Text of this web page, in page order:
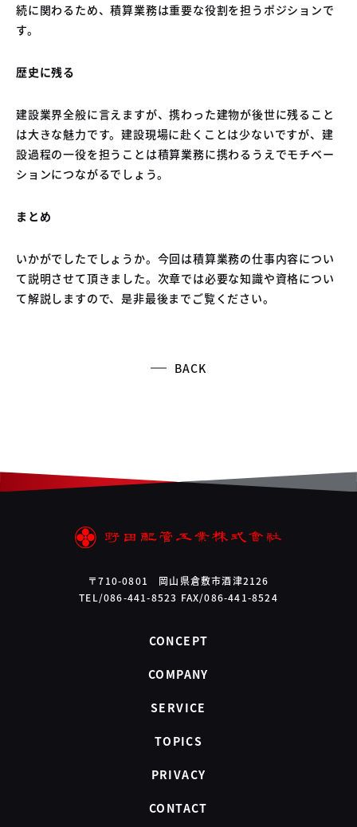
続に関わるため、積算業務は重要な役割を担うポジションで
す。
歴史に残る
建設業界全般に言えますが、携わった建物が後世に残ること
は大きな魅力です。建設現場に赴くことは少ないですが、建
設過程の一役を担うことは積算業務に携わるうえでモチベー
ションにつながるでしょう。
まとめ
いかがでしたでしょうか。今回は積算業務の仕事内容につい
て説明させて頂きました。次章では必要な知識や資格につい
て解説しますので、是非最後までご覧ください。
BACK
〒710-0801 岡山県倉敷市酒津2126
TEL/086-441-8523 FAX/086-441-8524
CONCEPT
COMPANY
SERVICE
TOPICS
PRIVACY
CONTACT